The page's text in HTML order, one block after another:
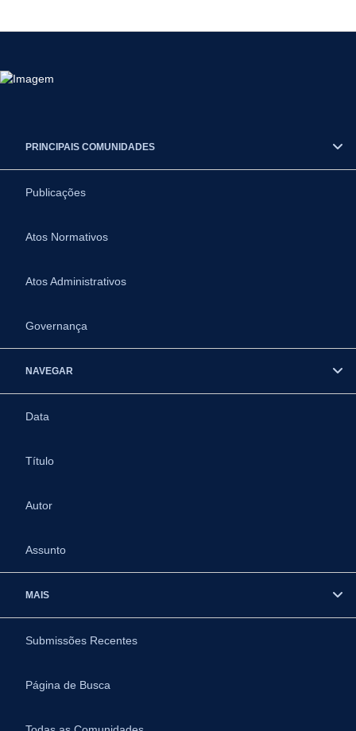
PRINCIPAIS COMUNIDADES
Publicações
Atos Normativos
Atos Administrativos
Governança
NAVEGAR
Data
Título
Autor
Assunto
MAIS
Submissões Recentes
Página de Busca